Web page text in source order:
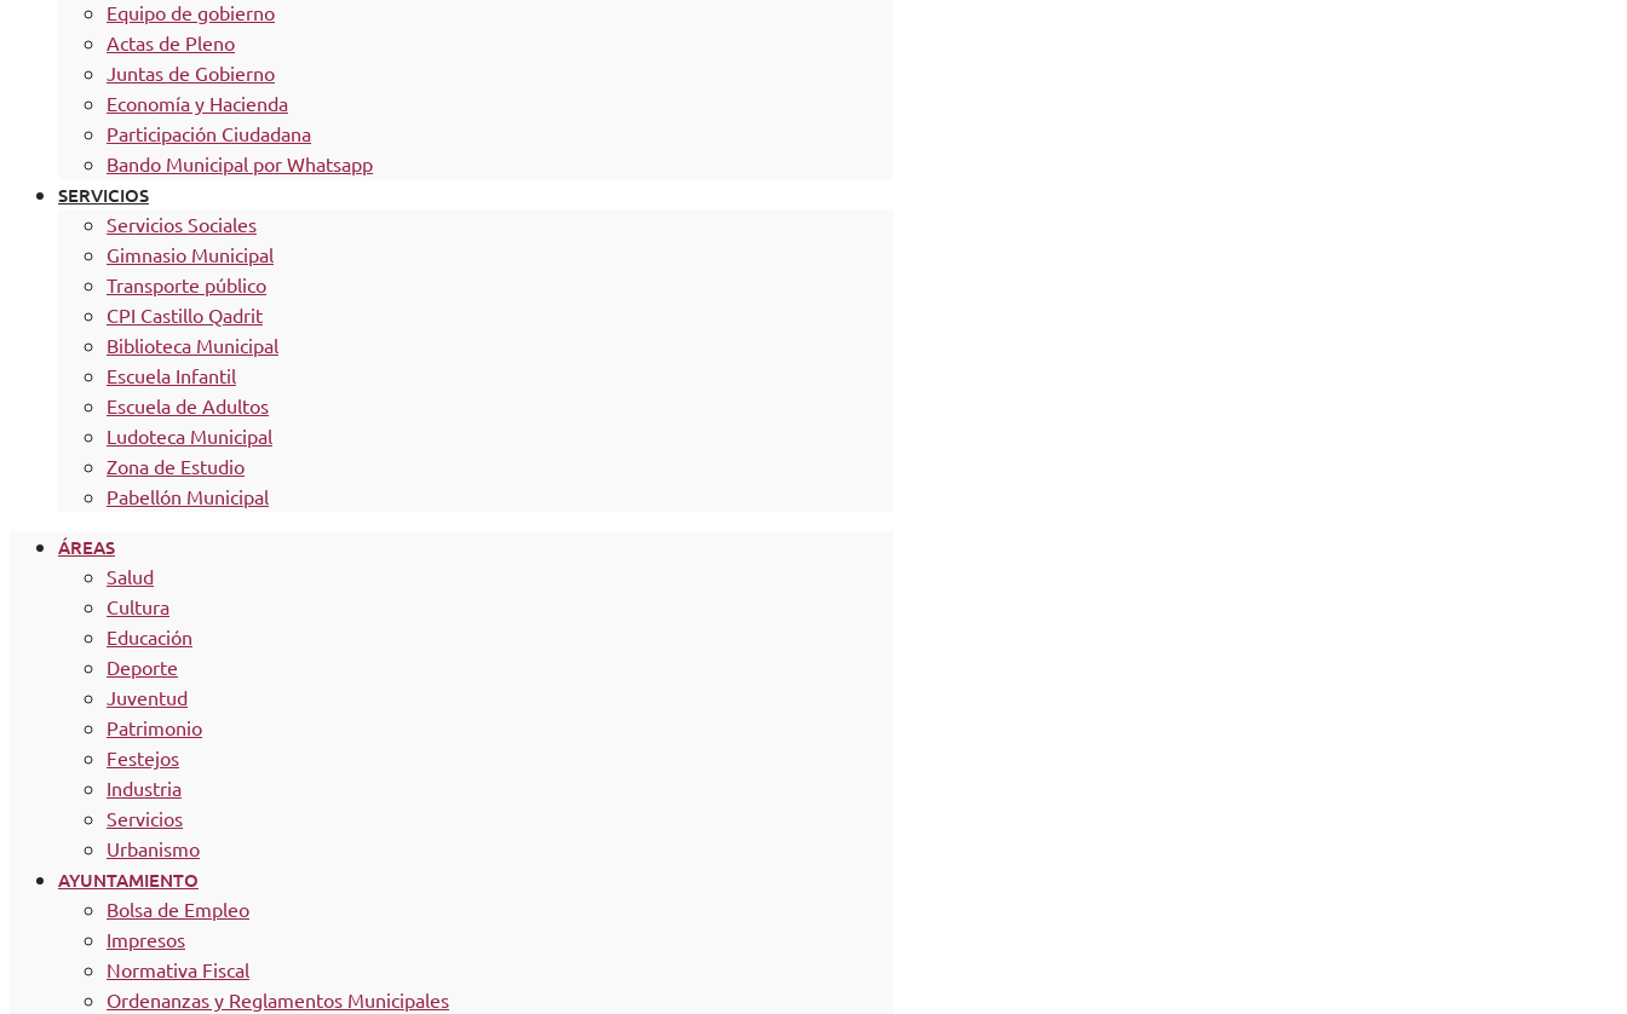
Equipo de gobierno
Actas de Pleno
Juntas de Gobierno
Economía y Hacienda
Participación Ciudadana
Bando Municipal por Whatsapp
SERVICIOS
Servicios Sociales
Gimnasio Municipal
Transporte público
CPI Castillo Qadrit
Biblioteca Municipal
Escuela Infantil
Escuela de Adultos
Ludoteca Municipal
Zona de Estudio
Pabellón Municipal
ÁREAS
Salud
Cultura
Educación
Deporte
Juventud
Patrimonio
Festejos
Industria
Servicios
Urbanismo
AYUNTAMIENTO
Bolsa de Empleo
Impresos
Normativa Fiscal
Ordenanzas y Reglamentos Municipales